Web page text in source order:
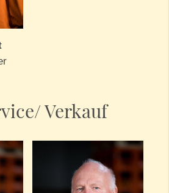
Verkauf